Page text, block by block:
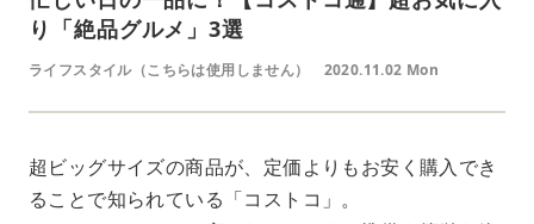
り「絶品グルメ」3選
ライフスタイル（こちらは使用しません） 2020.11.02 Mon
超ビッグサイズの商品が、定価よりもお安く購入でき
ることで知られている「コストコ」。